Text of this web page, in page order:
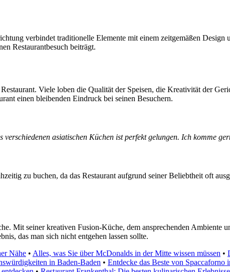
verbindet traditionelle Elemente mit einem zeitgemäßen Design
Restaurantbesuch beiträgt.
Viele loben die Qualität der Speisen, die Kreativität der
einen bleibenden Eindruck bei seinen Besuchern.
asiatischen Küchen ist perfekt gelungen. Ich komme
zu buchen, da das Restaurant aufgrund seiner Beliebtheit oft
Mit seiner kreativen Fusion-Küche, dem ansprechenden Ambiente
das man sich nicht entgehen lassen sollte.
Nähe • Alles, was Sie über McDonalds in der Mitte wissen müssen •
in Baden-Baden • Entdecke das Beste von